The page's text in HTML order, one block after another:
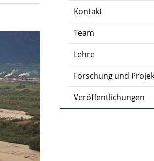
Kontakt
Team
Lehre
Forschung und
Veröffentlichungen